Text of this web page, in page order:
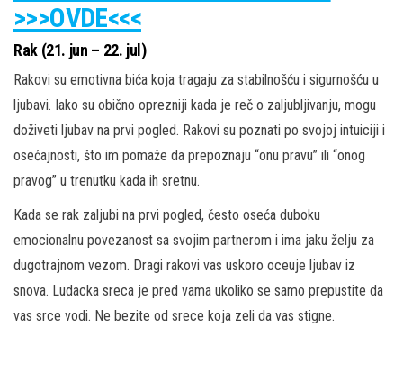
>>>OVDE<<<
Rak (21. jun – 22. jul)
Rakovi su emotivna bića koja tragaju za stabilnošću i sigurnošću u
ljubavi. Iako su obično oprezniji kada je reč o zaljubljivanju, mogu
doživeti ljubav na prvi pogled. Rakovi su poznati po svojoj intuiciji i
osećajnosti, što im pomaže da prepoznaju “onu pravu” ili “onog
pravog” u trenutku kada ih sretnu.
Kada se rak zaljubi na prvi pogled, često oseća duboku
emocionalnu povezanost sa svojim partnerom i ima jaku želju za
dugotrajnom vezom. Dragi rakovi vas uskoro oceuje ljubav iz
snova. Ludacka sreca je pred vama ukoliko se samo prepustite da
vas srce vodi. Ne bezite od srece koja zeli da vas stigne.